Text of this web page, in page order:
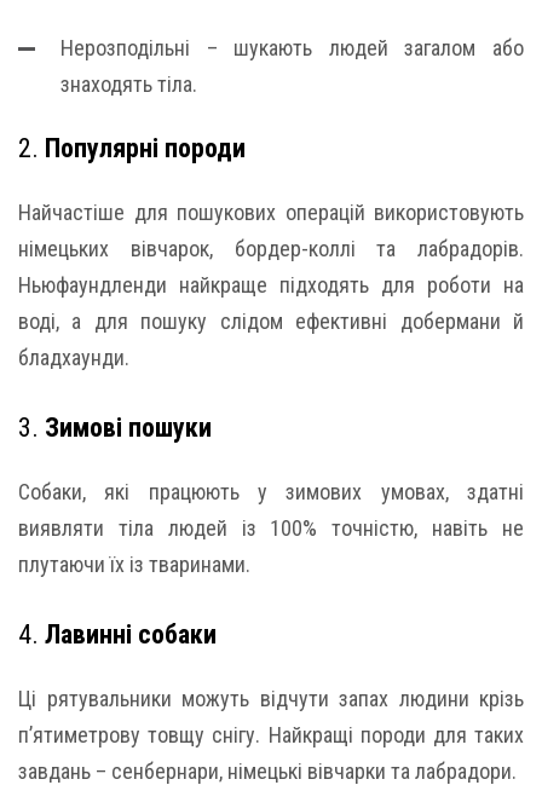
Нерозподільні – шукають людей загалом або
знаходять тіла.
2. Популярні породи
Найчастіше для пошукових операцій використовують
німецьких вівчарок, бордер-коллі та лабрадорів.
Ньюфаундленди найкраще підходять для роботи на
воді, а для пошуку слідом ефективні добермани й
бладхаунди.
3. Зимові пошуки
Собаки, які працюють у зимових умовах, здатні
виявляти тіла людей із 100% точністю, навіть не
плутаючи їх із тваринами.
4. Лавинні собаки
Ці рятувальники можуть відчути запах людини крізь
п’ятиметрову товщу снігу. Найкращі породи для таких
завдань – сенбернари, німецькі вівчарки та лабрадори.